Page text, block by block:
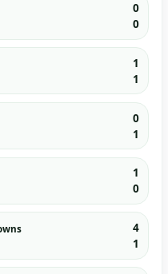
0
0
1
1
0
1
1
0
4
1